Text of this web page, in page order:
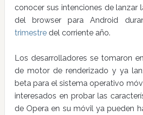
conocer sus intenciones de lanzar
del browser para Android
trimestredel corriente año.
Los desarrolladores se tomaron
de motor de renderizado y ya
beta para el sistema operativo
interesados en probar las
de Opera en su móvil ya pueden